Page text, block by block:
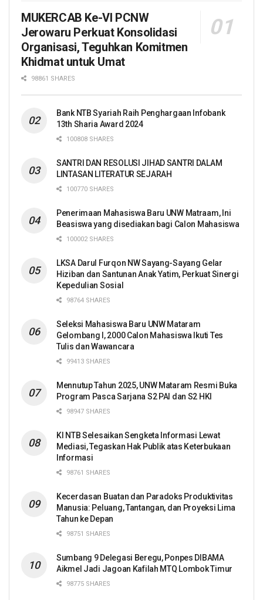
MUKERCAB Ke-VI PCNW
Jerowaru Perkuat Konsolidasi
Organisasi, Teguhkan Komitmen
Khidmat untuk Umat
98861 SHARES
Bank NTB Syariah Raih Penghargaan Infobank
13th Sharia Award 2024
100808 SHARES
SANTRI DAN RESOLUSI JIHAD SANTRI DALAM
LINTASAN LITERATUR SEJARAH
100770 SHARES
Penerimaan Mahasiswa Baru UNW Matraam, Ini
Beasiswa yang disediakan bagi Calon Mahasiswa
100002 SHARES
LKSA Darul Furqon NW Sayang-Sayang Gelar
Hiziban dan Santunan Anak Yatim, Perkuat Sinergi
Kepedulian Sosial
98764 SHARES
Seleksi Mahasiswa Baru UNW Mataram
Gelombang I, 2000 Calon Mahasiswa Ikuti Tes
Tulis dan Wawancara
99413 SHARES
Mennutup Tahun 2025, UNW Mataram Resmi Buka
Program Pasca Sarjana S2 PAI dan S2 HKI
98947 SHARES
KI NTB Selesaikan Sengketa Informasi Lewat
Mediasi, Tegaskan Hak Publik atas Keterbukaan
Informasi
98761 SHARES
Kecerdasan Buatan dan Paradoks Produktivitas
Manusia: Peluang, Tantangan, dan Proyeksi Lima
Tahun ke Depan
98751 SHARES
Sumbang 9 Delegasi Beregu, Ponpes DIBAMA
Aikmel Jadi Jagoan Kafilah MTQ Lombok Timur
98775 SHARES